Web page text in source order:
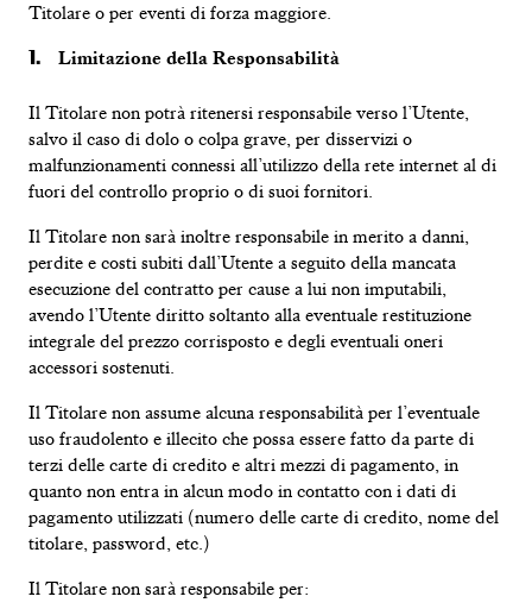
Titolare o per eventi di forza maggiore.
Limitazione della Responsabilità
Il Titolare non potrà ritenersi responsabile verso l’Utente,
salvo il caso di dolo o colpa grave, per disservizi o
malfunzionamenti connessi all’utilizzo della rete internet al di
fuori del controllo proprio o di suoi fornitori.
Il Titolare non sarà inoltre responsabile in merito a danni,
perdite e costi subiti dall’Utente a seguito della mancata
esecuzione del contratto per cause a lui non imputabili,
avendo l’Utente diritto soltanto alla eventuale restituzione
integrale del prezzo corrisposto e degli eventuali oneri
accessori sostenuti.
Il Titolare non assume alcuna responsabilità per l’eventuale
uso fraudolento e illecito che possa essere fatto da parte di
terzi delle carte di credito e altri mezzi di pagamento, in
quanto non entra in alcun modo in contatto con i dati di
pagamento utilizzati (numero delle carte di credito, nome del
titolare, password, etc.)
Il Titolare non sarà responsabile per: